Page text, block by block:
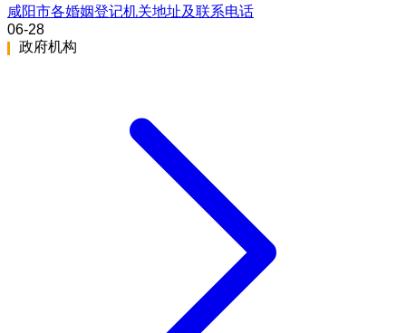
咸阳市各婚姻登记机关地址及联系电话
06-28
政府机构